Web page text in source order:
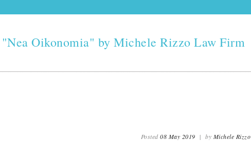
Oikonomia" by Michele Rizzo Law Firm
Posted08 May 2019 | by Michele Rizzo